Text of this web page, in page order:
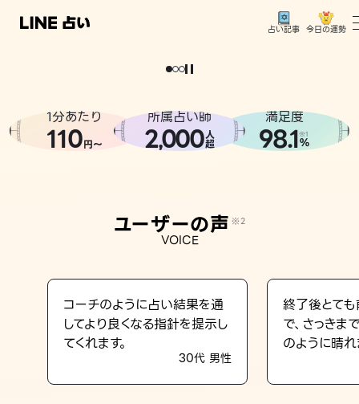
占い記事 今日の運勢
相談事例
LINE占いを開く
どうせなら
。
1分あたり
110円〜
所属占い師
2,000人
超
満足度
98.1※1
%
ユーザーの声 ※2
VOICE
コーチのように占い結果を通
してより良くなる指針を提示し
てくれます。
30代 男性
終了後とて
で、さっき
のように晴れ